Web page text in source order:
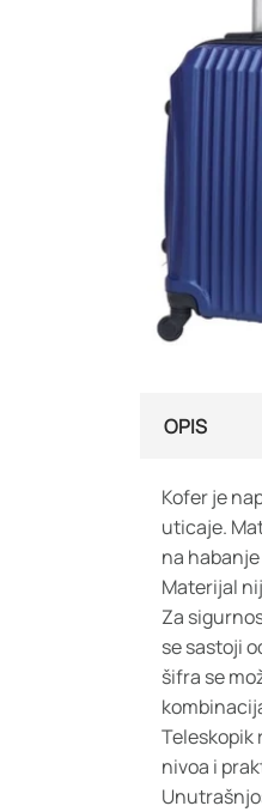
OPIS
Kofer je
uticaje.
na
Materijal
Za
se sastoji
šifra se
Teleskopik
nivoa i